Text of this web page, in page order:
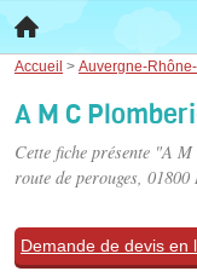
Accueil > Auvergne-
A M C
Cette fiche présente "A
route de perouges, 01800
Demande de devis en